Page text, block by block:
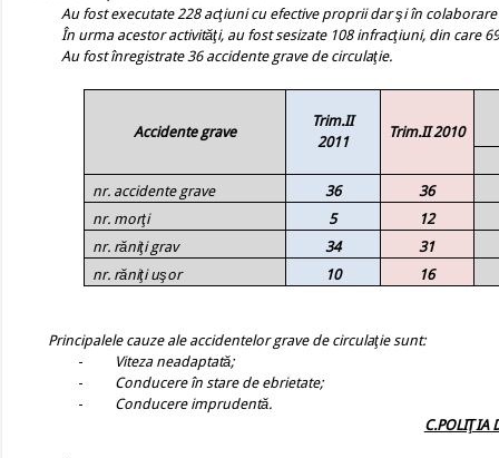
Au fost executate 228 acţiuni cu efective proprii dar şi în colaborare
În urma acestor activităţi, au fost sesizate 108 infracţiuni, din care
Au fost înregistrate 36 accidente grave de circulaţie.
Accidente grave
Trim.II
2011
Trim.II 2010
nr. accidente grave 36
36
nr. morţi
5
12
nr. răniţi grav
34
31
nr. răniţi uşor
10 16
Principalele cauze ale accidentelor grave de circulaţie sunt:
-
Viteza neadaptată;
-
Conducere în stare de ebrietate;
-
Conducere imprudentă.
C.POLIŢIA